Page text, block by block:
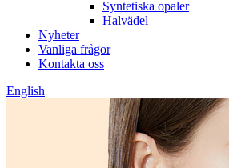
Syntetiska opaler
Halvädel
Nyheter
Vanliga frågor
Kontakta oss
English